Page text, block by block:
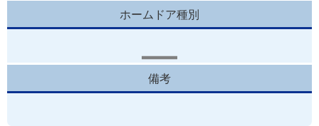
ホームドア種別
備考